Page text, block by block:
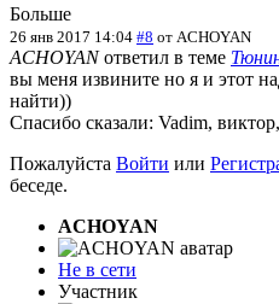
Больше
26 янв 2017 14:04 #8 от ACHOYAN
ACHOYANответил в теме
вы меня извините но я и этот
найти))
Спасибо сказали: Vadim, виктор,
Пожалуйста Войти или
беседе.
ACHOYAN
Не в сети
Участник